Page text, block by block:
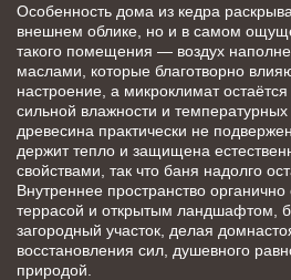
Особенность дома из кедра
внешнем облике, но и в самом
такого помещения — воздух
маслами, которые благотворно
настроение, а микроклимат
сильной влажности и
древесина практически не
держит тепло и защищена
свойствами, так что баня надолго
Внутреннее пространство
террасой и открытым ландшафтом,
загородный участок, делая
восстановления сил, душевного
природой.